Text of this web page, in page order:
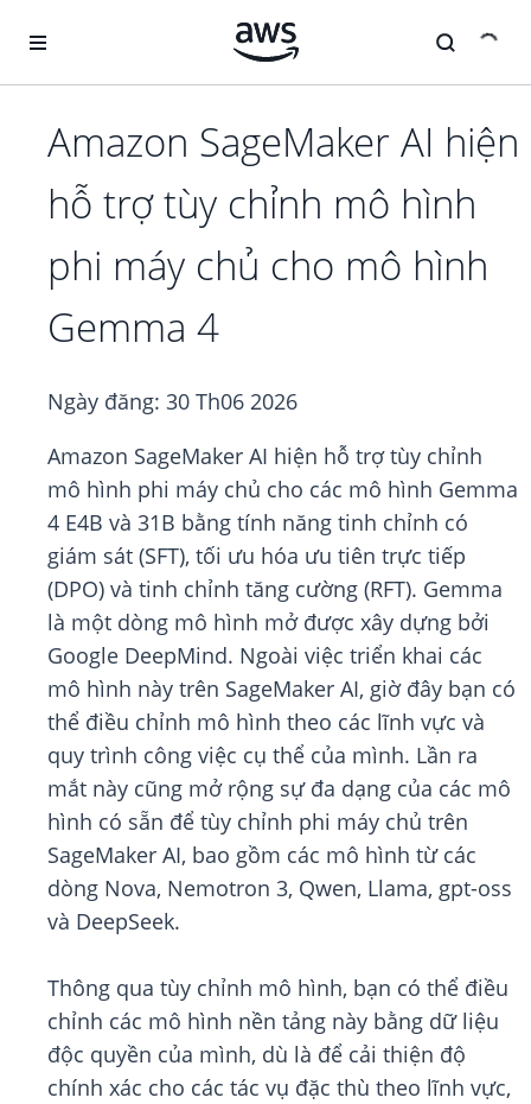
Amazon SageMaker AI hiện
hỗ trợ tùy chỉnh mô hình
phi máy chủ cho mô hình
Gemma 4
Ngày đăng: 30 Th06 2026
Amazon SageMaker AI hiện hỗ trợ tùy chỉnh
mô hình phi máy chủ cho các mô hình Gemma
4 E4B và 31B bằng tính năng tinh chỉnh có
giám sát (SFT), tối ưu hóa ưu tiên trực tiếp
(DPO) và tinh chỉnh tăng cường (RFT). Gemma
là một dòng mô hình mở được xây dựng bởi
Google DeepMind. Ngoài việc triển khai các
mô hình này trên SageMaker AI, giờ đây bạn có
thể điều chỉnh mô hình theo các lĩnh vực và
quy trình công việc cụ thể của mình. Lần ra
mắt này cũng mở rộng sự đa dạng của các mô
hình có sẵn để tùy chỉnh phi máy chủ trên
SageMaker AI, bao gồm các mô hình từ các
dòng Nova, Nemotron 3, Qwen, Llama, gpt-oss
và DeepSeek.
Thông qua tùy chỉnh mô hình, bạn có thể điều
chỉnh các mô hình nền tảng này bằng dữ liệu
độc quyền của mình, dù là để cải thiện độ
chính xác cho các tác vụ đặc thù theo lĩnh vực,